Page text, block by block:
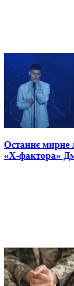
Останнє мирне
«Х-фактора»